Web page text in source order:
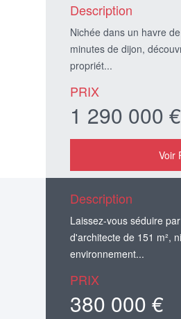
Description
Nichée dans un havre
minutes de dijon,
propriét...
PRIX
1 290 000 €
Voir
Description
Laissez-vous séduire
d'architecte de 151 m²,
environnement...
PRIX
380 000 €